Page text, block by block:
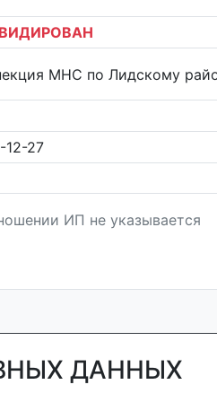
МНС по Лидскому
12-27
ИП не указывается
ДАННЫХ